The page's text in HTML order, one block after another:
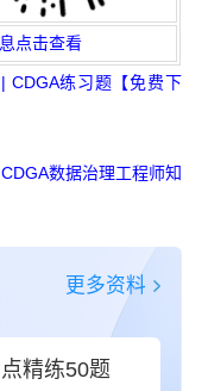
点击查看
| CDGA练习题【免费下
CDGA数据治理工程师知
更多资料
精练50题